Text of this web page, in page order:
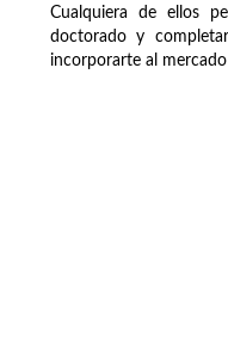
Cualquiera de ellos
doctorado y
incorporarte al